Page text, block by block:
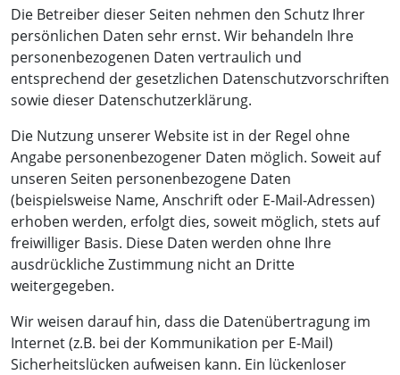
Die Betreiber dieser Seiten nehmen den Schutz Ihrer
persönlichen Daten sehr ernst. Wir behandeln Ihre
personenbezogenen Daten vertraulich und
entsprechend der gesetzlichen Datenschutzvorschriften
sowie dieser Datenschutzerklärung.
Die Nutzung unserer Website ist in der Regel ohne
Angabe personenbezogener Daten möglich. Soweit auf
unseren Seiten personenbezogene Daten
(beispielsweise Name, Anschrift oder E-Mail-Adressen)
erhoben werden, erfolgt dies, soweit möglich, stets auf
freiwilliger Basis. Diese Daten werden ohne Ihre
ausdrückliche Zustimmung nicht an Dritte
weitergegeben.
Wir weisen darauf hin, dass die Datenübertragung im
Internet (z.B. bei der Kommunikation per E-Mail)
Sicherheitslücken aufweisen kann. Ein lückenloser